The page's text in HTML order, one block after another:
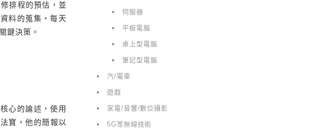
排程的預估，並
料的蒐集，每天
鍵決策。
心的論述，使用
寶，他的簡報以
伺服器
平板電腦
桌上型電腦
筆記型電腦
汽/電車
遊戲
家電/音響/數位攝影
5G等無線技術